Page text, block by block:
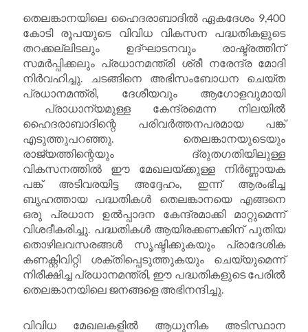
തെലങ്കാനയിലെ ഹൈദരാബാദിൽ ഏകദേശം 9,400
കോടി രൂപയുടെ വിവിധ വികസന പദ്ധതികളുടെ
തറക്കല്ലിടലും ഉദ്ഘാടനവും രാഷ്ട്രത്തിന്
സമർപ്പിക്കലും പ്രധാനമന്ത്രി ശ്രീ നരേന്ദ്ര മോദി
നിർവഹിച്ചു. ചടങ്ങിനെ അഭിസംബോധന ചെയ്ത
പ്രധാനമന്ത്രി, ദേശീയവും ആഗോളവുമായി
പ്രാധാന്യമുള്ള കേന്ദ്രമെന്ന നിലയിൽ
ഹൈദരാബാദിന്റെ പരിവർത്തനപരമായ പങ്ക്
എടുത്തുപറഞ്ഞു. തെലങ്കാനയുടെയും
രാജ്യത്തിന്റെയും ദ്രുതഗതിയിലുള്ള
വികസനത്തിൽ ഈ മേഖലയ്ക്കുള്ള നിർണ്ണായക
പങ്ക് അടിവരയിട്ട അദ്ദേഹം, ഇന്ന് ആരംഭിച്ച
ബൃഹത്തായ പദ്ധതികൾ തെലങ്കാനയെ എങ്ങനെ
ഒരു പ്രധാന ഉൽപ്പാദന കേന്ദ്രമാക്കി മാറ്റുമെന്ന്
വിശദീകരിച്ചു. പദ്ധതികൾ ആയിരക്കണക്കിന് പുതിയ
തൊഴിലവസരങ്ങൾ സൃഷ്ടിക്കുകയും പ്രാദേശിക
കണക്റ്റിവിറ്റി ശക്തിപ്പെടുത്തുകയും ചെയ്യുമെന്ന്
നിരീക്ഷിച്ച പ്രധാനമന്ത്രി, ഈ പദ്ധതികളുടെ പേരിൽ
തെലങ്കാനയിലെ ജനങ്ങളെ അഭിനന്ദിച്ചു.
വിവിധ മേഖലകളിൽ ആധുനിക അടിസ്ഥാന